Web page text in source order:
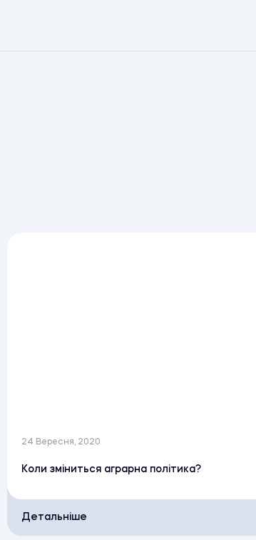
24 Вересня, 2020
Коли зміниться аграрна політика?
Детальніше